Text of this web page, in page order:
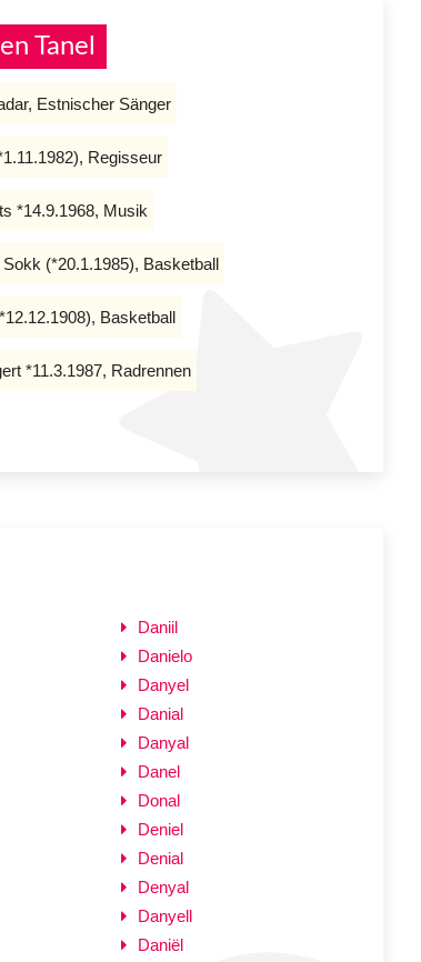
Tanel
Estnischer Sänger
Regisseur
*14.9.1968, Musik
Sokk (*20.1.1985), Basketball
Basketball
*11.3.1987, Radrennen
Daniil
Danielo
Danyel
Danial
Danyal
Danel
Donal
Deniel
Denial
Denyal
Danyell
Daniël